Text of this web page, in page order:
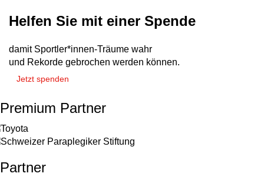
Helfen Sie mit einer Spende
damit Sportler*innen-Träume wahr
und Rekorde gebrochen werden können.
Jetzt spenden
Premium Partner
Partner